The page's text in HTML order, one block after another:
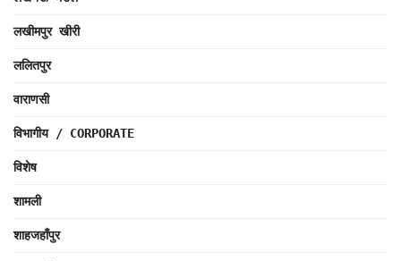
लखीमपुर खीरी
ललितपुर
वाराणसी
विभागीय / CORPORATE
विशेष
शामली
शाहजहाँपुर